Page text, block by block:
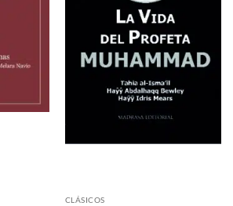
CLÁSICOS